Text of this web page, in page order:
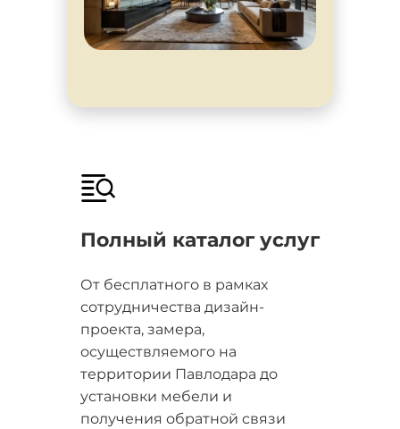
Полный каталог услуг
От бесплатного в рамках
сотрудничества дизайн-
проекта, замера,
осуществляемого на
территории Павлодара до
установки мебели и
получения обратной связи